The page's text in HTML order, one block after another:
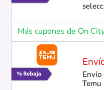
Más cupones de On
Envío
Temu